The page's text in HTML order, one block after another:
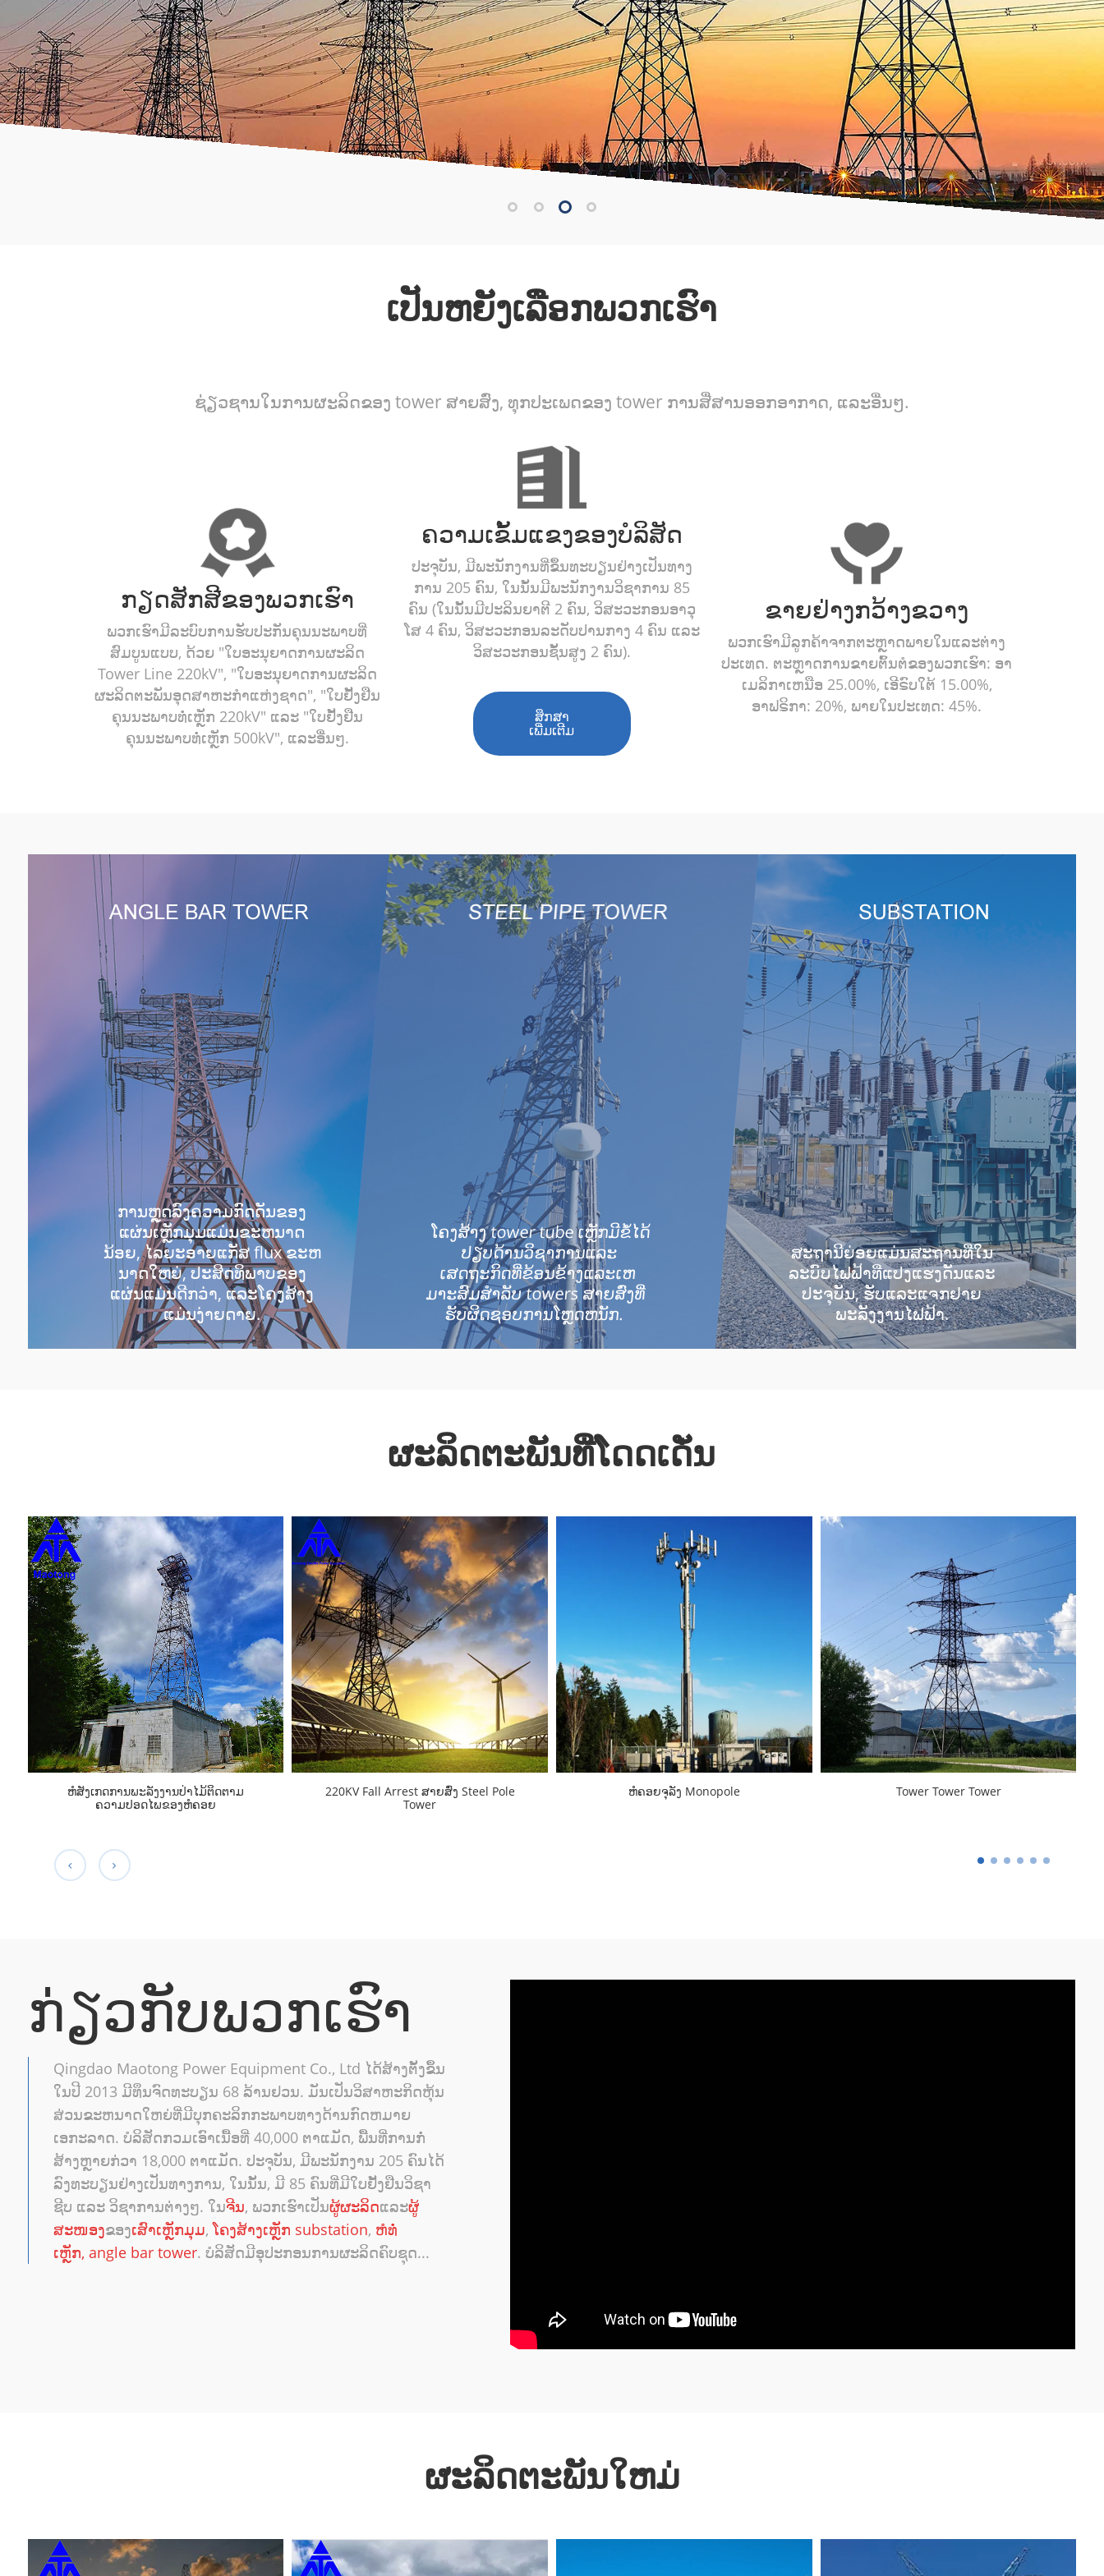
ເປັນຫຍັງເລືອກພວກເຮົາ
ຊ່ຽວຊານໃນການຜະລິດຂອງ tower ສາຍສົ່ງ, ທຸກປະເພດຂອງ tower ການສື່ສານອອກອາກາດ, ແລະອື່ນໆ.
ກຽດສັກສີຂອງພວກເຮົາ
ພວກເຮົາມີລະບົບການຮັບປະກັນຄຸນນະພາບທີ່
ສົມບູນແບບ, ດ້ວຍ "ໃບອະນຸຍາດການຜະລິດ
Tower Line 220kV", "ໃບອະນຸຍາດການຜະລິດ
ຜະລິດຕະພັນອຸດສາຫະກໍາແຫ່ງຊາດ", "ໃບຢັ້ງຢືນ
ຄຸນນະພາບທໍ່ເຫຼັກ 220kV" ແລະ "ໃບຢັ້ງຢືນ
ຄຸນນະພາບທໍ່ເຫຼັກ 500kV", ແລະອື່ນໆ.
ຄວາມເຂັ້ມແຂງຂອງບໍລິສັດ
ປະຈຸ​ບັນ, ມີ​ພະນັກງານ​ທີ່​ຂຶ້ນ​ທະບຽນ​ຢ່າງ​ເປັນ​ທາງ​
ການ 205 ຄົນ, ​ໃນ​ນັ້ນ​ມີ​ພະນັກງານ​ວິຊາ​ການ 85
ຄົນ (​ໃນ​ນັ້ນ​ມີ​ປະລິນຍາ​ຕີ 2 ຄົນ, ວິສະວະກອນ​ອາວຸ​
ໂສ 4 ຄົນ, ວິສະວະກອນ​ລະດັບ​ປານ​ກາງ 4 ຄົນ ​ແລະ
ວິສະວະກອນ​ຊັ້ນສູງ 2 ຄົນ).
ສຶກສາ
ເພີ່ມເຕີມ
ຂາຍຢ່າງກວ້າງຂວາງ
ພວກເຮົາມີລູກຄ້າຈາກຕະຫຼາດພາຍໃນແລະຕ່າງ
ປະເທດ. ຕະຫຼາດການຂາຍຕົ້ນຕໍຂອງພວກເຮົາ: ອາ
ເມລິກາເຫນືອ 25.00%, ເອີຣົບໃຕ້ 15.00%,
ອາຟຣິກາ: 20%, ພາຍໃນປະເທດ: 45%.
ການຫຼຸດລົງຄວາມກົດດັນຂອງ
ແຜ່ນເຫຼັກມຸມແມ່ນຂະຫນາດ
ນ້ອຍ, ໄລຍະອາຍແກັສ flux ຂະຫ
ນາດໃຫຍ່, ປະສິດທິພາບຂອງ
ແຜ່ນແມ່ນດີກວ່າ, ແລະໂຄງສ້າງ
ແມ່ນງ່າຍດາຍ.
ໂຄງສ້າງ tower tube ເຫຼັກມີຂໍ້ໄດ້
ປຽບດ້ານວິຊາການແລະ
ເສດຖະກິດທີ່ຂ້ອນຂ້າງແລະເຫ
ມາະສົມສໍາລັບ towers ສາຍສົ່ງທີ່
ຮັບຜິດຊອບການໂຫຼດຫນັກ.
ສະຖານີຍ່ອຍແມ່ນສະຖານທີ່ໃນ
ລະບົບໄຟຟ້າທີ່ແປງແຮງດັນແລະ
ປະຈຸບັນ, ຮັບແລະແຈກຢາຍ
ພະລັງງານໄຟຟ້າ.
ຜະລິດຕະພັນທີ່ໂດດເດັ່ນ
ຫໍສັງເກດການພະລັງງານປ່າໄມ້ຕິດຕາມ
ຄວາມປອດໄພຂອງຫໍຄອຍ
220KV Fall Arrest ສາຍສົ່ງ Steel Pole
Tower
ຫໍຄອຍຈຸລັງ Monopole Tower Tower Tower
ກ່ຽວ​ກັບ​ພວກ​ເຮົາ
Qingdao Maotong Power Equipment Co., Ltd ໄດ້​ສ້າງ​ຕັ້ງ​ຂຶ້ນ​
ໃນ​ປີ 2013 ມີ​ທຶນ​ຈົດ​ທະ​ບຽນ 68 ລ້ານ​ຢວນ​. ມັນເປັນວິສາຫະກິດຫຸ້ນ
ສ່ວນຂະຫນາດໃຫຍ່ທີ່ມີບຸກຄະລິກກະພາບທາງດ້ານກົດຫມາຍ
ເອກະລາດ. ບໍລິສັດກວມເອົາເນື້ອທີ່ 40,000 ຕາແມັດ, ພື້ນທີ່ການກໍ່
ສ້າງຫຼາຍກ່ວາ 18,000 ຕາແມັດ. ປະຈຸ​ບັນ, ມີ​ພະນັກງານ 205 ຄົນ​ໄດ້​
ລົງທະບຽນ​ຢ່າງ​ເປັນ​ທາງ​ການ, ​ໃນ​ນັ້ນ, ມີ 85 ຄົນ​ທີ່​ມີ​ໃບ​ຢັ້ງຢືນ​ວິຊາ​
ຊີບ ​ແລະ ວິຊາ​ການ​ຕ່າງໆ. ໃນຈີນ, ພວກເຮົາເປັນຜູ້ຜະລິດແລະຜູ້
ສະໜອງຂອງເສົາເຫຼັກມຸມ,ໂຄງສ້າງເຫຼັກ substation, ຫໍທໍ່
ເຫຼັກ, angle bar tower. ບໍລິສັດມີອຸປະກອນການຜະລິດຄົບຊຸດ...
ຜະລິດຕະພັນໃຫມ່